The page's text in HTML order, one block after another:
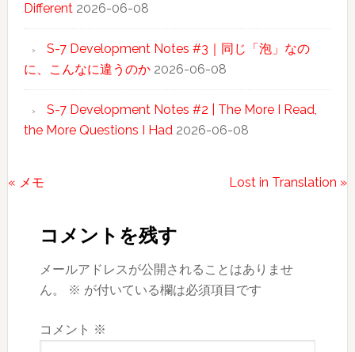
Different 2026-06-08
S-7 Development Notes #3｜同じ「泡」なの
に、こんなに違うのか 2026-06-08
S-7 Development Notes #2 | The More I Read,
the More Questions I Had 2026-06-08
前
« メモ
次
Lost in Translation »
Interactions
コメントを残す
メールアドレスが公開されることはありませ
ん。
※ が付いている欄は必須項目です
コメント ※